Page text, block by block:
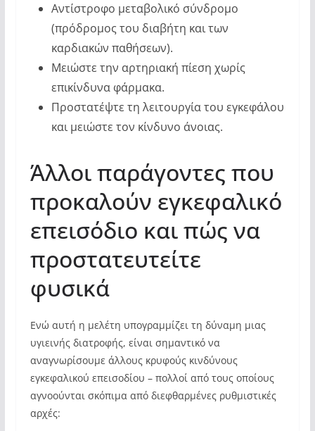
Αντίστροφο μεταβολικό σύνδρομο
(πρόδρομος του διαβήτη και των
καρδιακών παθήσεων).
Μειώστε την αρτηριακή πίεση χωρίς
επικίνδυνα φάρμακα.
Προστατέψτε τη λειτουργία του εγκεφάλου
και μειώστε τον κίνδυνο άνοιας.
Άλλοι παράγοντες που
προκαλούν εγκεφαλικό
επεισόδιο και πώς να
προστατευτείτε
φυσικά
Ενώ αυτή η μελέτη υπογραμμίζει τη δύναμη μιας
υγιεινής διατροφής, είναι σημαντικό να
αναγνωρίσουμε άλλους κρυφούς κινδύνους
εγκεφαλικού επεισοδίου – πολλοί από τους οποίους
αγνοούνται σκόπιμα από διεφθαρμένες ρυθμιστικές
αρχές: